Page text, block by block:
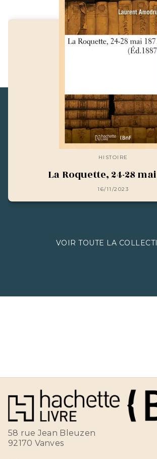
HISTOIRE
La Roquette, 24-28 mai
16/11/2023
VOIR TOUTE LA
58 rue Jean Bleuzen
92170 Vanves